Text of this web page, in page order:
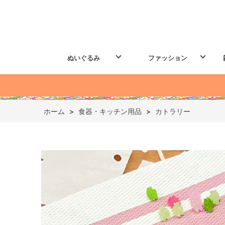
ぬいぐるみ ファッション
ホーム > 食器・キッチン用品 > カトラリー